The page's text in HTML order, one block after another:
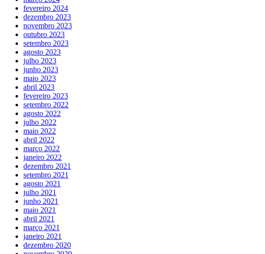
fevereiro 2024
dezembro 2023
novembro 2023
outubro 2023
setembro 2023
agosto 2023
julho 2023
junho 2023
maio 2023
abril 2023
fevereiro 2023
setembro 2022
agosto 2022
julho 2022
maio 2022
abril 2022
março 2022
janeiro 2022
dezembro 2021
setembro 2021
agosto 2021
julho 2021
junho 2021
maio 2021
abril 2021
março 2021
janeiro 2021
dezembro 2020